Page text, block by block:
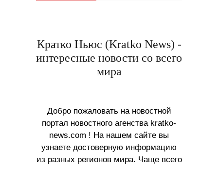
Кратко Ньюс (Kratko News) -
интересные новости со всего
мира
Добро пожаловать на новостной
портал новостного агенства kratko-
news.com ! На нашем сайте вы
узнаете достоверную информацию
из разных регионов мира. Чаще всего